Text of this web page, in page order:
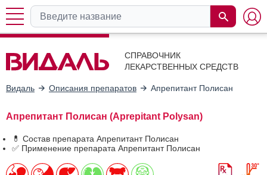
СПРАВОЧНИК
ЛЕКАРСТВЕННЫХ СРЕДСТВ
Видаль Описания препаратов Апрепитант Полисан
Апрепитант Полисан (Aprepitant Polysan)
💊 Состав препарата Апрепитант Полисан
✅ Применение препарата Апрепитант Полисан